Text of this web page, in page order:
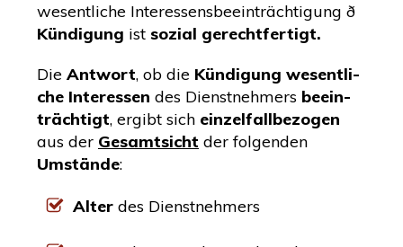
wesent­li­che Inter­es­sens­be­ein­träch­ti­gung ð
Kün­di­gung ist sozi­al gerechtfertigt.
Die Ant­wort, ob die Kün­di­gung wesent­li­
che Inter­es­sen des Dienst­neh­mers beein­
träch­tigt, ergibt sich ein­zel­fall­be­zo­gen
aus der Gesamt­sicht der fol­gen­den
Umstän­de:
Alter des Dienst­neh­mers